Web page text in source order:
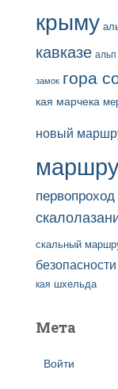
крыму
кавказе
замок гора
кая марчека
новый
первопроход
скальный
безопасности
кая шхельда
Мета
Войти